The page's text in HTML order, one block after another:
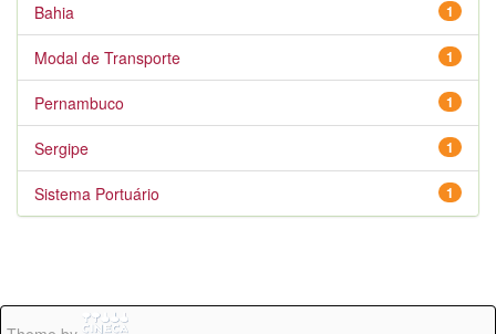
1
Bahia
1
Modal de Transporte
1
Pernambuco
1
Sergipe
1
Sistema Portuário